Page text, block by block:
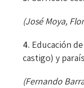
(José Moya,
Educación
castigo) y
(Fernando